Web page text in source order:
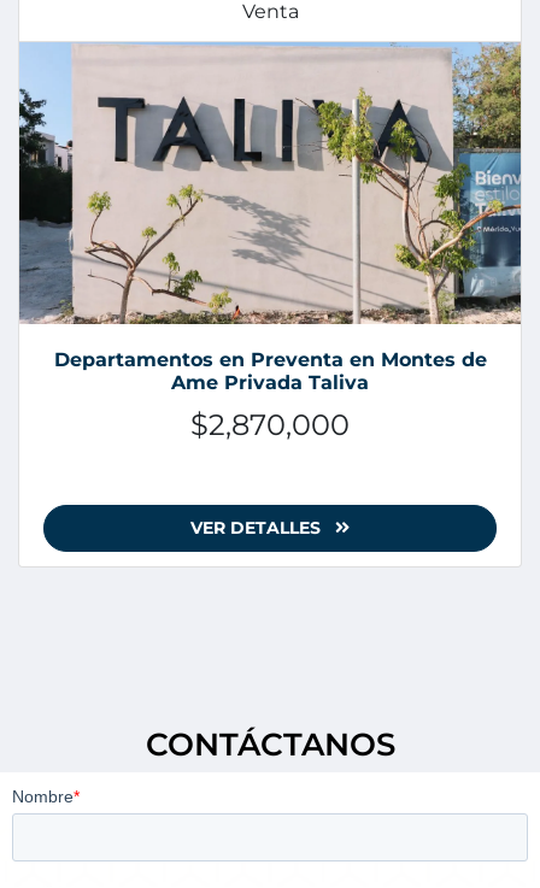
Venta
Departamentos en Preventa en Montes de
Ame Privada Taliva
$2,870,000
VER DETALLES
CONTÁCTANOS